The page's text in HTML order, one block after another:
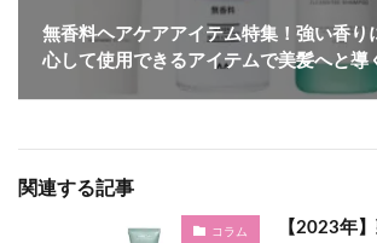
無香料ヘアケアアイテム特集！強い香り
心して使用できるアイテムで美髪へと導
関連する記事
コラム
【2023年